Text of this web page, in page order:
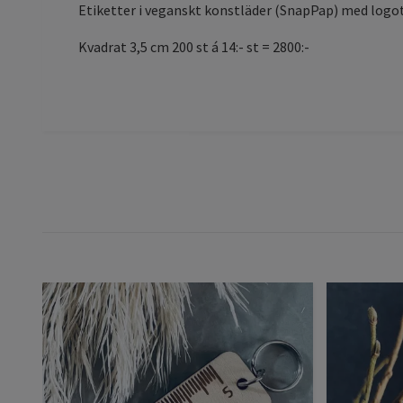
Etiketter i veganskt konstläder (SnapPap) med
Kvadrat 3,5 cm 200 st á 14:- st = 2800:-